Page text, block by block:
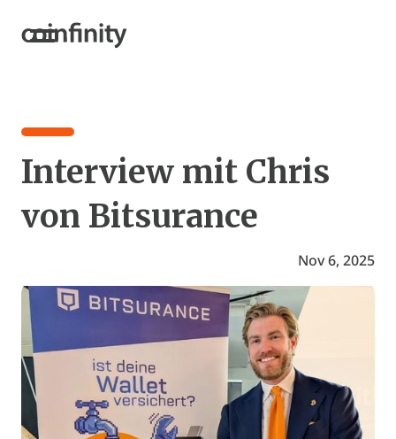
Interview mit Chris
von Bitsurance
Nov 6, 2025